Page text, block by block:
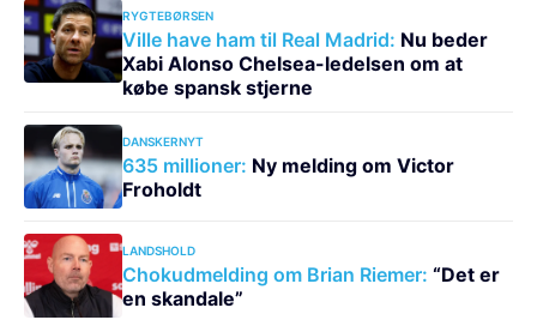
RYGTEBØRSEN
Ville have ham til Real Madrid: Nu beder
Xabi Alonso Chelsea-ledelsen om at
købe spansk stjerne
DANSKERNYT
635 millioner: Ny melding om Victor
Froholdt
LANDSHOLD
Chokudmelding om Brian Riemer: “Det er
en skandale”